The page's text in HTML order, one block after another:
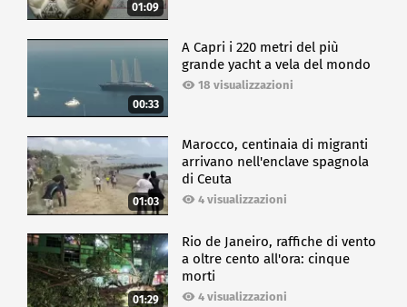
01:09
00:33
A Capri i 220 metri del più
grande yacht a vela del mondo
18 visualizzazioni
01:03
Marocco, centinaia di migranti
arrivano nell'enclave spagnola
di Ceuta
4 visualizzazioni
01:29
Rio de Janeiro, raffiche di vento
a oltre cento all'ora: cinque
morti
4 visualizzazioni